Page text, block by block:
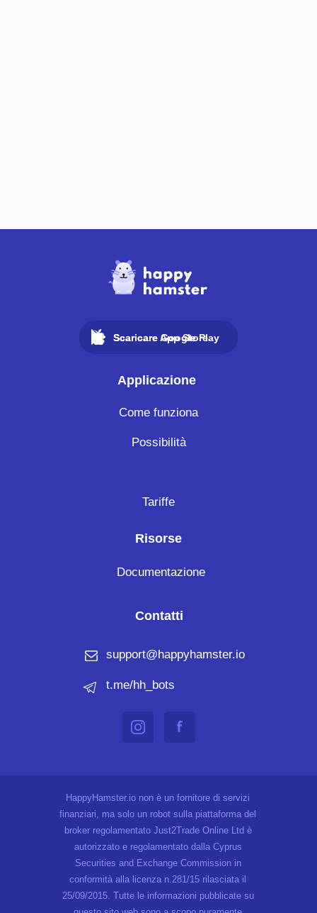
Applicazione
Come funziona
Tariffe
Possibilità
Risorse
Documentazione
Contatti
support@happyhamster.io
t.me/hh_bots
Scaricare Google Play
Scaricare App Store
HappyHamster.io non è un fornitore di servizi
finanziari, ma solo un robot sulla piattaforma del
broker regolamentato Just2Trade Online Ltd è
autorizzato e regolamentato dalla Cyprus
Securities and Exchange Commission in
conformità alla licenza n.281/15 rilasciata il
25/09/2015. Tutte le informazioni pubblicate su